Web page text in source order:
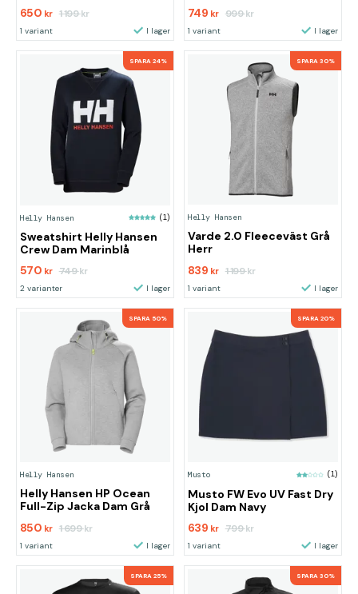
650 kr 1 199kr
1 variant I lager
749 kr 999kr
1 variant I lager
SPARA 24%
Helly Hansen (1)
Sweatshirt Helly Hansen
Crew Dam Marinblå
570 kr 749kr
2 varianter I lager
SPARA 30%
Helly Hansen
Varde 2.0 Fleeceväst Grå
Herr
839 kr 1 199kr
1 variant I lager
SPARA 50%
Helly Hansen
Helly Hansen HP Ocean
Full-Zip Jacka Dam Grå
850 kr 1 699kr
1 variant I lager
SPARA 20%
Musto (1)
Musto FW Evo UV Fast Dry
Kjol Dam Navy
639 kr 799kr
1 variant I lager
SPARA 25% SPARA 30%